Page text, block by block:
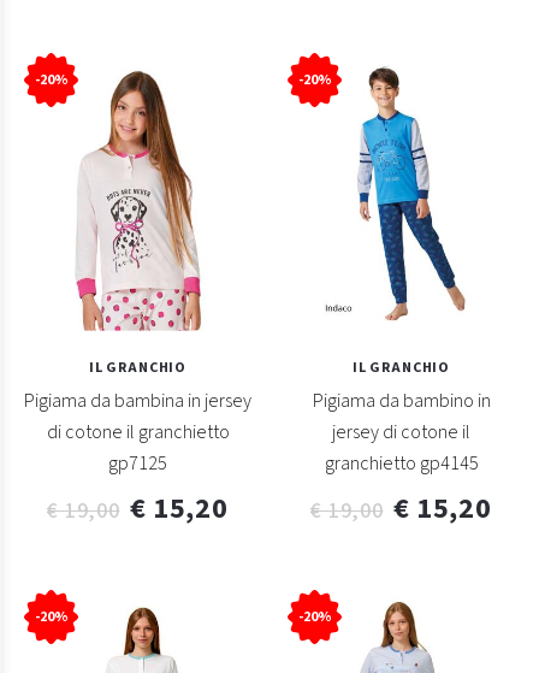
-20%
IL GRANCHIO
Pigiama da bambina in jersey
di cotone il granchietto
gp7125
€ 19,00 € 15,20
-20%
IL GRANCHIO
Pigiama da bambino in
jersey di cotone il
granchietto gp4145
€ 19,00 € 15,20
-20% -20%